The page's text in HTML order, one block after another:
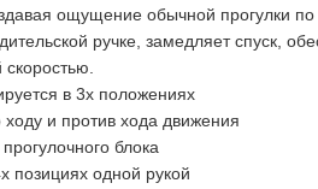
ощущение обычной прогулки
ручке, замедляет спуск,
в 3х положениях
и против хода движения
блока
позициях одной рукой